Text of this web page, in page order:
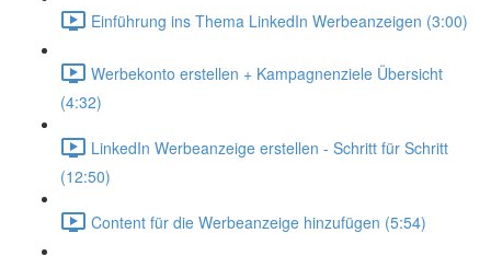
Einführung ins Thema LinkedIn Werbeanzeigen (3:00)
Werbekonto erstellen + Kampagnenziele Übersicht
(4:32)
LinkedIn Werbeanzeige erstellen - Schritt für Schritt
(12:50)
Content für die Werbeanzeige hinzufügen (5:54)